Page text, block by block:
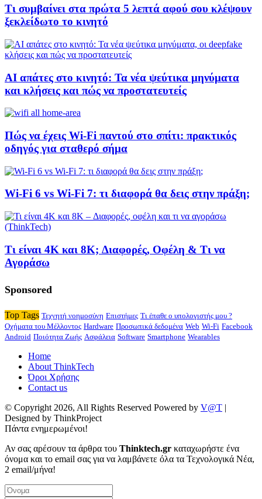
Τι συμβαίνει στα πρώτα 5 λεπτά αφού σου κλέψουν
ξεκλείδωτο το κινητό
AI απάτες στο κινητό: Τα νέα ψεύτικα μηνύματα
και κλήσεις και πώς να προστατευτείς
Πώς να έχεις Wi-Fi παντού στο σπίτι: πρακτικός
οδηγός για σταθερό σήμα
Wi-Fi 6 vs Wi-Fi 7: τι διαφορά θα δεις στην πράξη;
Τι είναι 4K και 8K; Διαφορές, Οφέλη & Τι να
Αγοράσω
Sponsored
Top Tags Τεχνητή νοημοσύνη Επιστήμες Τι έπαθε ο υπολογιστής μου ?
Οχήματα του Μέλλοντος Hardware Προσωπικά δεδομένα Web Wi-Fi Facebook
Android Ποιότητα Ζωής Ασφάλεια Software Smartphone Wearables
Home
About ThinkTech
Όροι Χρήσης
Contact us
© Copyright 2026, All Rights Reserved Powered by V@T |
Designed by ThinkProject
Πάντα ενημερωμένοι!
Αν σας αρέσουν τα άρθρα του Thinktech.gr καταχωρήστε ένα
όνομα και το email σας για να λαμβάνετε όλα τα Τεχνολογικά Νέα,
2 email/μήνα!